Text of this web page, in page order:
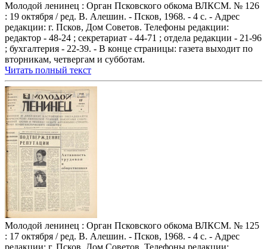
Молодой ленинец : Орган Псковского обкома ВЛКСМ. № 126
: 19 октября / ред. В. Алешин. - Псков, 1968. - 4 с. - Адрес
редакции: г. Псков, Дом Советов. Телефоны редакции:
редактор - 48-24 ; секретариат - 44-71 ; отдела редакции - 21-96
; бухгалтерия - 22-39. - В конце страницы: газета выходит по
вторникам, четвергам и субботам.
Читать полный текст
Молодой ленинец : Орган Псковского обкома ВЛКСМ. № 125
: 17 октября / ред. В. Алешин. - Псков, 1968. - 4 с. - Адрес